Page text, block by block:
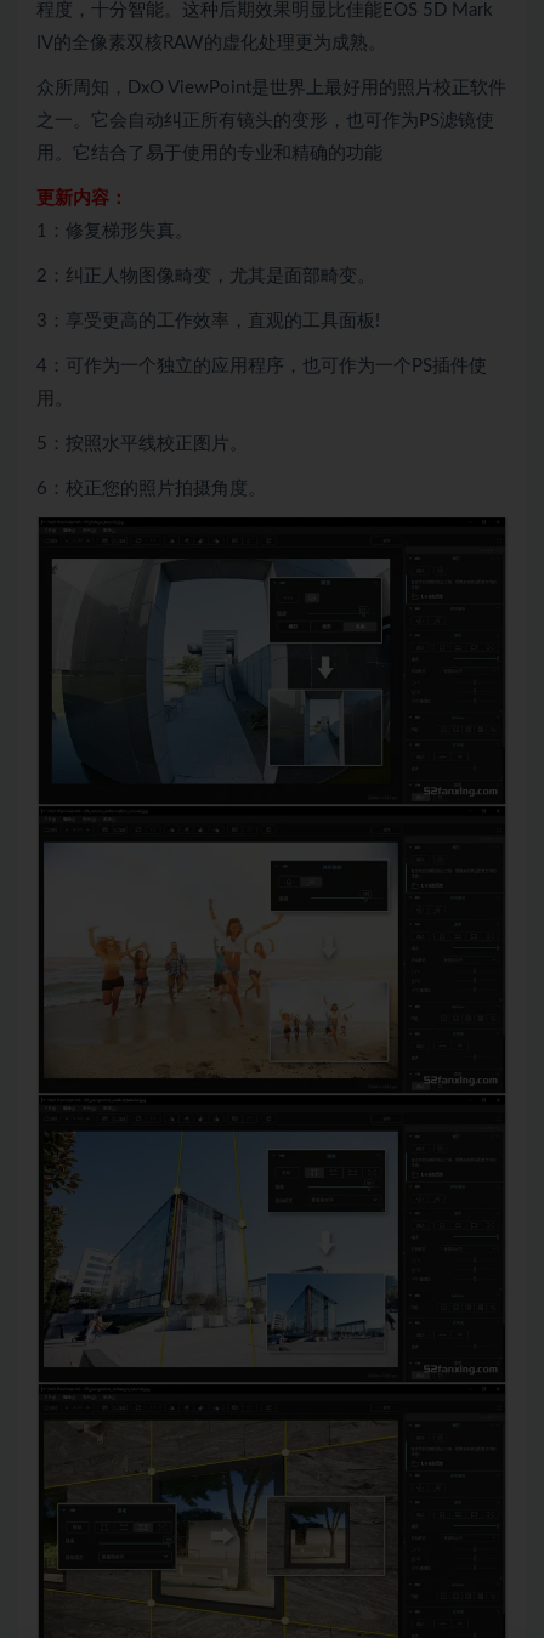
程度，十分智能。这种后期效果明显比佳能EOS 5D Mark
IV的全像素双核RAW的虚化处理更为成熟。
众所周知，DxO ViewPoint是世界上最好用的照片校正软件
之一。它会自动纠正所有镜头的变形，也可作为PS滤镜使
用。它结合了易于使用的专业和精确的功能
更新内容：
1：修复梯形失真。
2：纠正人物图像畸变，尤其是面部畸变。
3：享受更高的工作效率，直观的工具面板!
4：可作为一个独立的应用程序，也可作为一个PS插件使
用。
5：按照水平线校正图片。
6：校正您的照片拍摄角度。